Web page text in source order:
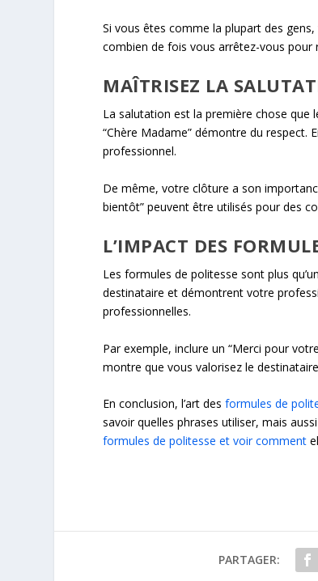
Si vous êtes comme la plupart des
combien de fois vous arrêtez-vous pour
MAÎTRISEZ LA
La salutation est la première chose que
“Chère Madame” démontre du respect.
professionnel.
De même, votre clôture a son
bientôt” peuvent être utilisés pour des
L’IMPACT DES
Les formules de politesse sont plus
destinataire et démontrent votre
professionnelles.
Par exemple, inclure un “Merci pour
montre que vous valorisez le
En conclusion, l’art desformules de
savoir quelles phrases utiliser, mais
formules de politesse et voir comment
PARTAGER: